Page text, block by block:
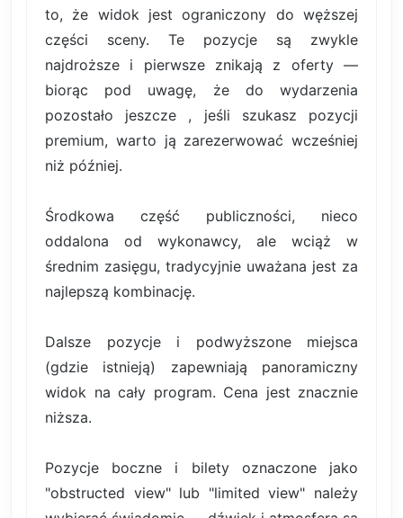
to, że widok jest ograniczony do węższej
części sceny. Te pozycje są zwykle
najdroższe i pierwsze znikają z oferty —
biorąc pod uwagę, że do wydarzenia
pozostało jeszcze , jeśli szukasz pozycji
premium, warto ją zarezerwować wcześniej
niż później.
Środkowa część publiczności, nieco
oddalona od wykonawcy, ale wciąż w
średnim zasięgu, tradycyjnie uważana jest za
najlepszą kombinację.
Dalsze pozycje i podwyższone miejsca
(gdzie istnieją) zapewniają panoramiczny
widok na cały program. Cena jest znacznie
niższa.
Pozycje boczne i bilety oznaczone jako
"obstructed view" lub "limited view" należy